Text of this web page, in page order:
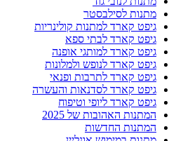
מתנות לסילבסטר
גיפט קארד למתנות קולינריות
גיפט קארד לבתי ספא
גיפט קארד למותגי אופנה
גיפט קארד לנופש ולמלונות
גיפט קארד לתרבות ופנאי
גיפט קארד לסדנאות והעשרה
גיפט קארד ליופי וטיפוח
המתנות האהובות של 2025
המתנות החדשות